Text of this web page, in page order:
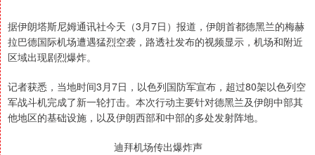
据伊朗塔斯尼姆通讯社今天（3月7日）报道，伊朗首都德黑兰的梅赫
拉巴德国际机场遭遇猛烈空袭，路透社发布的视频显示，机场和附近
区域出现剧烈爆炸。
记者获悉，当地时间3月7日，以色列国防军宣布，超过80架以色列空
军战斗机完成了新一轮打击。本次行动主要针对德黑兰及伊朗中部其
他地区的基础设施，以及伊朗西部和中部的多处发射阵地。
迪拜机场传出爆炸声